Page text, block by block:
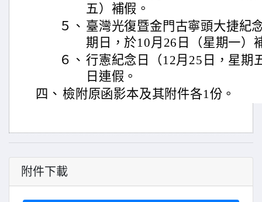
五）補假。
５、 臺灣光復暨金門古寧頭大捷紀
期日，於10月26日（星期一）
６、 行憲紀念日（12月25日，星期
日連假。
四、 檢附原函影本及其附件各1份。
附件下載